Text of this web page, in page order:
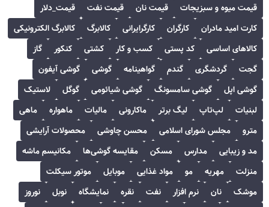
قیمت میوه و سبزیجات
قیمت نان قیمت نفت
قیمت_دلار
کارت امید مادران
کارگران کارگرایرانی کالابرگ
کالابرگ الکترونیکی
کالاهای اساسی
کد پستی کسب و کار کشتی کنکور
گاز
گجت
گردشگری گندم گواهینامه گوشی
گوشی آیفون
گوشی اپل
گوشی سامسونگ گوشی شیائومی گوگل
لاستیک
لبنیات
لپ‌تاپ لیگ برتر ماکارونی مالیات ماهواره
ماهی
مترو
مجلس شورای اسلامی محسن چاوشی
محصولات آرایشی
مد و زیبایی
مدارس مسکن مقایسه گوشی‌ها
مکانیسم ماشه
منزلت
مهریه مو مواد غذایی موبایل
موتور سیکلت
موشک
نان نرم افزار نفت نقره نمایشگاه نوبل
نوروز